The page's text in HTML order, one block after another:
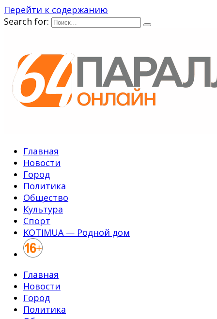
Перейти к содержанию
Search for:
Главная
Новости
Город
Политика
Общество
Культура
Спорт
KOTIMUA — Родной дом
Главная
Новости
Город
Политика